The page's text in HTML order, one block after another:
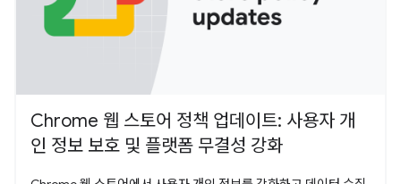
Chrome 웹 스토어 정책 업데이트: 사용자 개
인 정보 보호 및 플랫폼 무결성 강화